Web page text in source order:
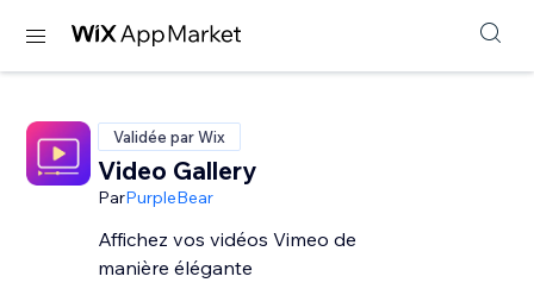
Validée par Wix
Video Gallery
ParPurpleBear
Affichez vos vidéos Vimeo de
manière élégante